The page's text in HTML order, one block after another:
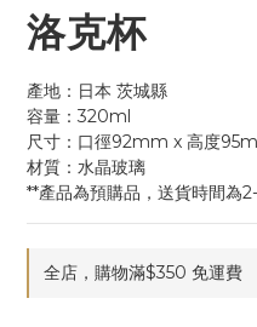
洛克杯
產地：日本 茨城縣
容量：320ml
尺寸：口徑92mm x 高度
材質：水晶玻璃
**產品為預購品，送貨時間為
全店，購物滿$350 免運費